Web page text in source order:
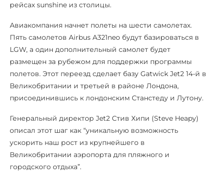
рейсах sunshine из столицы.
Авиакомпания начнет полеты на шести самолетах.
Пять самолетов Airbus A321neo будут базироваться в
LGW, а один дополнительный самолет будет
размещен за рубежом для поддержки программы
полетов. Этот переезд сделает базу Gatwick Jet2 14-й в
Великобритании и третьей в районе Лондона,
присоединившись к лондонским Станстеду и Лутону.
Генеральный директор Jet2 Стив Хипи (Steve Heapy)
описал этот шаг как “уникальную возможность
ускорить наш рост из крупнейшего в
Великобритании аэропорта для пляжного и
городского отдыха”.